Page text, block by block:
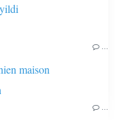
maison